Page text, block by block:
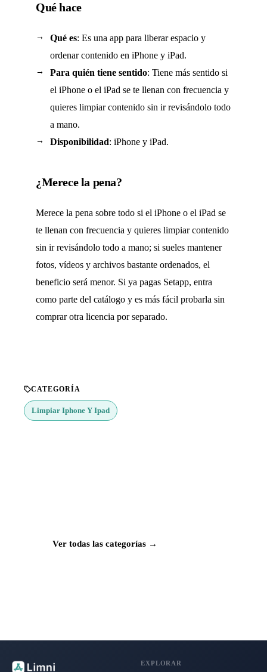
Qué hace
Qué es: Es una app para liberar espacio y
ordenar contenido en iPhone y iPad.
Para quién tiene sentido: Tiene más sentido si
el iPhone o el iPad se te llenan con frecuencia y
quieres limpiar contenido sin ir revisándolo todo
a mano.
Disponibilidad: iPhone y iPad.
¿Merece la pena?
Merece la pena sobre todo si el iPhone o el iPad se
te llenan con frecuencia y quieres limpiar contenido
sin ir revisándolo todo a mano; si sueles mantener
fotos, vídeos y archivos bastante ordenados, el
beneficio será menor. Si ya pagas Setapp, entra
como parte del catálogo y es más fácil probarla sin
comprar otra licencia por separado.
CATEGORÍA
Limpiar Iphone Y Ipad
Ver todas las categorías →
EXPLORAR